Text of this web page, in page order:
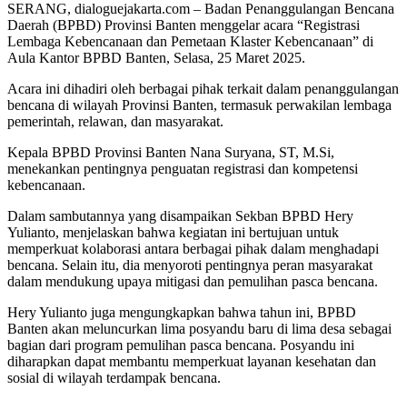
SERANG, dialoguejakarta.com – Badan Penanggulangan Bencana
Daerah (BPBD) Provinsi Banten menggelar acara “Registrasi
Lembaga Kebencanaan dan Pemetaan Klaster Kebencanaan” di
Aula Kantor BPBD Banten, Selasa, 25 Maret 2025.
Acara ini dihadiri oleh berbagai pihak terkait dalam penanggulangan
bencana di wilayah Provinsi Banten, termasuk perwakilan lembaga
pemerintah, relawan, dan masyarakat.
Kepala BPBD Provinsi Banten Nana Suryana, ST, M.Si,
menekankan pentingnya penguatan registrasi dan kompetensi
kebencanaan.
Dalam sambutannya yang disampaikan Sekban BPBD Hery
Yulianto, menjelaskan bahwa kegiatan ini bertujuan untuk
memperkuat kolaborasi antara berbagai pihak dalam menghadapi
bencana. Selain itu, dia menyoroti pentingnya peran masyarakat
dalam mendukung upaya mitigasi dan pemulihan pasca bencana.
Hery Yulianto juga mengungkapkan bahwa tahun ini, BPBD
Banten akan meluncurkan lima posyandu baru di lima desa sebagai
bagian dari program pemulihan pasca bencana. Posyandu ini
diharapkan dapat membantu memperkuat layanan kesehatan dan
sosial di wilayah terdampak bencana.